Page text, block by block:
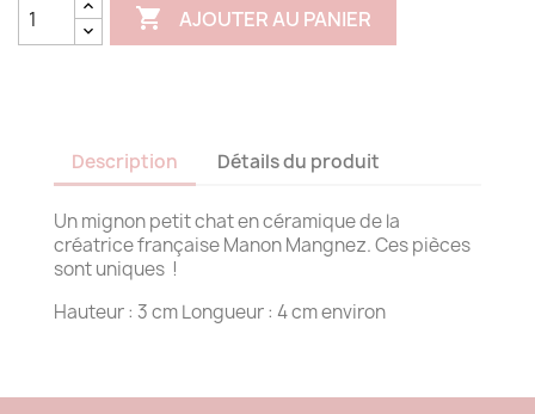
 AJOUTER AU PANIER
Description Détails du produit
Un mignon petit chat en céramique de la
créatrice française Manon Mangnez. Ces pièces
sont uniques !
Hauteur : 3 cm Longueur : 4 cm environ